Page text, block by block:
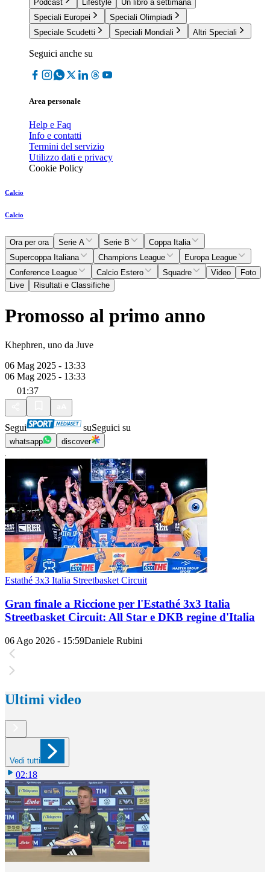
Podcast
Lifestyle
Un libro a settimana
Speciali Europei
Speciali Olimpiadi
Speciale Scudetti
Speciali Mondiali Altri Speciali
Seguici anche su
Area personale
Help e Faq
Info e contatti
Termini del servizio
Utilizzo dati e privacy
Cookie Policy
Calcio
Calcio
Ora per ora Serie A Serie B
Coppa Italia
Supercoppa Italiana
Champions League
Europa League
Conference League
Calcio Estero Squadre Video
Foto
Live
Risultati e Classifiche
Promosso al primo anno
Khephren, uno da Juve
06 Mag 2025 - 13:33
06 Mag 2025 - 13:33
01:37
Segui suSeguici su
whatsapp discover
Estathé 3x3 Italia Streetbasket Circuit
Gran finale a Riccione per l'Estathé 3x3 Italia
Streetbasket Circuit: All Star e DKB regine d'Italia
06 Ago 2026 - 15:59Daniele Rubini
Ultimi video
Vedi tutti
02:18